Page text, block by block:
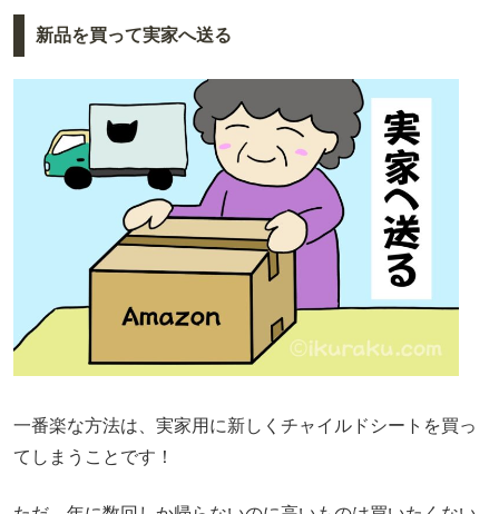
新品を買って実家へ送る
一番楽な方法は、実家用に新しくチャイルドシートを買っ
てしまうことです！